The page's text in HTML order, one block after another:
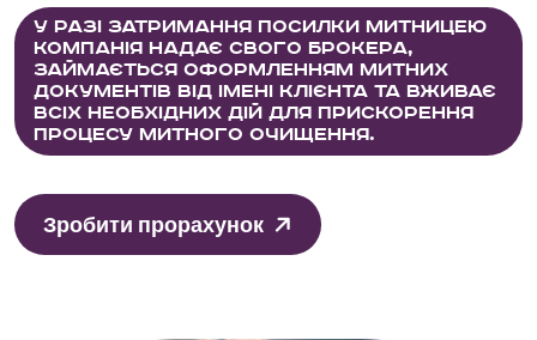
У разі затримання посилки митницею
компанія надає свого брокера,
займається оформленням митних
документів від імені клієнта та вживає
всіх необхідних дій для прискорення
процесу митного очищення.
Зробити прорахунок